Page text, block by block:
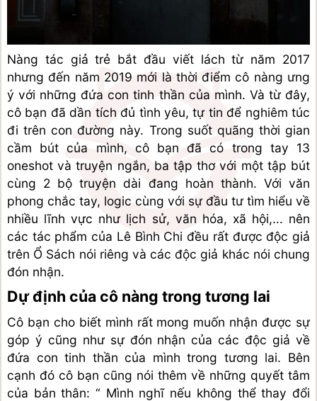
Nàng tác giả trẻ bắt đầu viết lách từ năm 2017
nhưng đến năm 2019 mới là thời điểm cô nàng ưng
ý với những đứa con tinh thần của mình. Và từ đây,
cô bạn đã dần tích đủ tình yêu, tự tin để nghiêm túc
đi trên con đường này. Trong suốt quãng thời gian
cầm bút của mình, cô bạn đã có trong tay 13
oneshot và truyện ngắn, ba tập thơ với một tập bút
cùng 2 bộ truyện dài đang hoàn thành. Với văn
phong chắc tay, logic cùng với sự đầu tư tìm hiểu về
nhiều lĩnh vực như lịch sử, văn hóa, xã hội,... nên
các tác phẩm của Lê Bình Chi đều rất được độc giả
trên Ổ Sách nói riêng và các độc giả khác nói chung
đón nhận.
Dự định của cô nàng trong tương lai
Cô bạn cho biết mình rất mong muốn nhận được sự
góp ý cũng như sự đón nhận của các độc giả về
đứa con tinh thần của mình trong tương lai. Bên
cạnh đó cô bạn cũng nói thêm về những quyết tâm
của bản thân: “ Mình nghĩ nếu không thể thay đổi